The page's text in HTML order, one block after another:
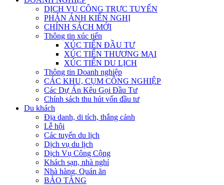
DỊCH VỤ CÔNG TRỰC TUYẾN
PHẢN ÁNH KIẾN NGHỊ
CHÍNH SÁCH MỚI
Thông tin xúc tiến
XÚC TIẾN ĐẦU TƯ
XÚC TIẾN THƯƠNG MẠI
XÚC TIẾN DU LỊCH
Thông tin Doanh nghiệp
CÁC KHU, CỤM CÔNG NGHIỆP
Các Dự Án Kêu Gọi Đầu Tư
Chính sách thu hút vốn đầu tư
Du khách
Địa danh, di tích, thắng cảnh
Lễ hội
Các tuyến du lịch
Dịch vụ du lịch
Dịch Vụ Công Cộng
Khách sạn, nhà nghỉ
Nhà hàng, Quán ăn
BẢO TÀNG